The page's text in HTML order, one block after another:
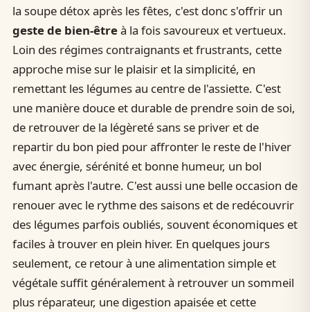
la soupe détox après les fêtes, c'est donc s'offrir un
geste de bien-êtreà la fois savoureux et vertueux.
Loin des régimes contraignants et frustrants, cette
approche mise sur le plaisir et la simplicité, en
remettant les légumes au centre de l'assiette. C'est
une manière douce et durable de prendre soin de soi,
de retrouver de la légèreté sans se priver et de
repartir du bon pied pour affronter le reste de l'hiver
avec énergie, sérénité et bonne humeur, un bol
fumant après l'autre. C'est aussi une belle occasion de
renouer avec le rythme des saisons et de redécouvrir
des légumes parfois oubliés, souvent économiques et
faciles à trouver en plein hiver. En quelques jours
seulement, ce retour à une alimentation simple et
végétale suffit généralement à retrouver un sommeil
plus réparateur, une digestion apaisée et cette